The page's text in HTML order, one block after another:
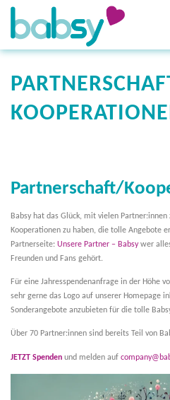
Zum
Inhalt
springen
ÜBER UNS
Partnerschaft/
Babsy hat das Glück, mit vielen
Kooperationen zu haben, die tolle Angebote
Partnerseite: Unsere Partner – Babsywer
Freunden und Fans gehört.
Für eine Jahresspendenanfrage in der Höhe
sehr gerne das Logo auf unserer Homepage
Sonderangebote anzubieten für die tolle
Über 70 Partner:innen sind bereits Teil von
JETZT Spenden und melden auf